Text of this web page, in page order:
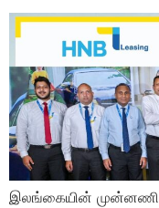
இலங்கையின் முன்னணி